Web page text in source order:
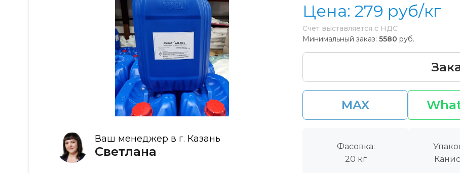
Ваш менеджер в г. Казань
Светлана
Цена: 279 руб/кг
Счет выставляется с НДС
Минимальный заказ: 5580 руб.
MAX
Фасовка:
20 кг